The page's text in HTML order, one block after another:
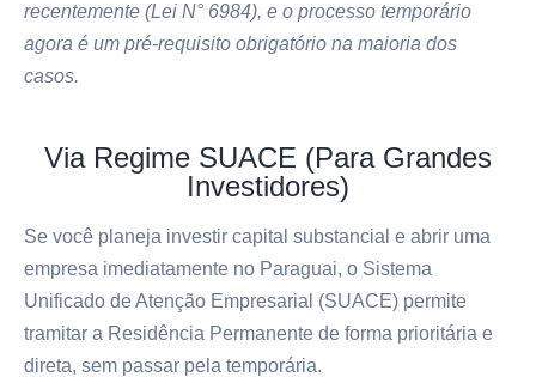
recentemente (Lei N° 6984), e o processo temporário
agora é um pré-requisito obrigatório na maioria dos
casos.
Via Regime SUACE (Para Grandes
Investidores)
Se você planeja investir capital substancial e abrir uma
empresa imediatamente no Paraguai, o Sistema
Unificado de Atenção Empresarial (SUACE) permite
tramitar a Residência Permanente de forma prioritária e
direta, sem passar pela temporária.